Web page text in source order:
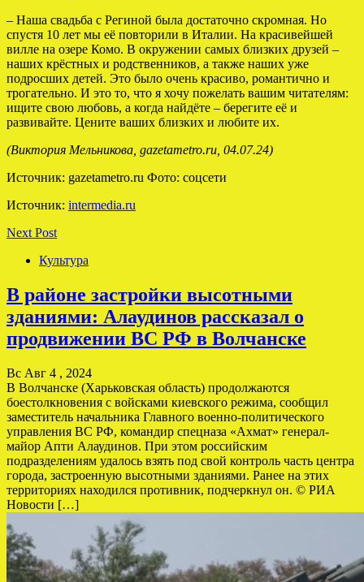
– Наша свадьба с Региной была достаточно скромная. Но
спустя 10 лет мы её повторили в Италии. На красивейшей
вилле на озере Комо. В окружении самых близких друзей –
наших крёстных и родственников, а также наших уже
подросших детей. Это было очень красиво, романтично и
трогательно. И это то, что я хочу пожелать вашим читателям:
ищите свою любовь, а когда найдёте – берегите её и
развивайте. Цените ваших близких и любите их.
(Виктория Мельникова, gazetametro.ru, 04.07.24)
Источник: gazetametro.ru Фото: соцсети
Источник: intermedia.ru
Next Post
Культура
В районе застройки высотными
зданиями: Алаудинов рассказал о
продвижении ВС РФ в Волчанске
Вс Авг 4 , 2024
В Волчанске (Харьковская область) продолжаются
боестолкновения с войсками киевского режима, сообщил
заместитель начальника Главного военно-политического
управления ВС РФ, командир спецназа «Ахмат» генерал-
майор Апти Алаудинов. При этом российским
подразделениям удалось взять под свой контроль часть центра
города, застроенную высотными зданиями. Ранее на этих
территориях находился противник, подчеркнул он. © РИА
Новости […]